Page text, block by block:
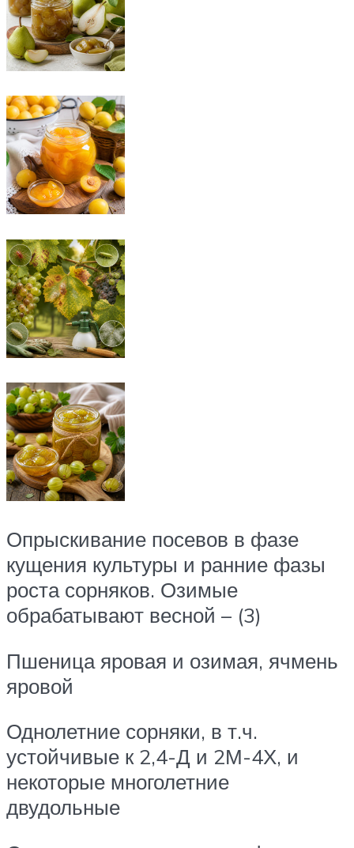
Опрыскивание посевов в фазе
кущения культуры и ранние фазы
роста сорняков. Озимые
обрабатывают весной – (3)
Пшеница яровая и озимая, ячмень
яровой
Однолетние сорняки, в т.ч.
устойчивые к 2,4-Д и 2М-4Х, и
некоторые многолетние
двудольные